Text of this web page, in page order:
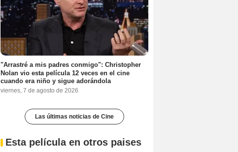
"Arrastré a mis padres conmigo": Christopher
Nolan vio esta película 12 veces en el cine
cuando era niño y sigue adorándola
viernes, 7 de agosto de 2026
Las últimas noticias de Cine
Esta película en otros paises